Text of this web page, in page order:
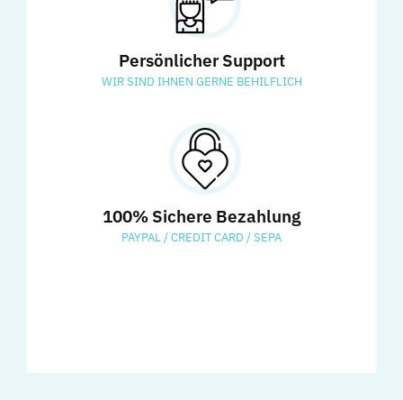
Persönlicher Support
WIR SIND IHNEN GERNE BEHILFLICH
100% Sichere Bezahlung
PAYPAL / CREDIT CARD / SEPA